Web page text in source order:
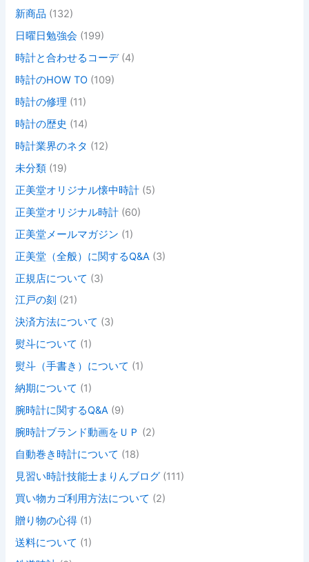
新商品 (132)
日曜日勉強会 (199)
時計と合わせるコーデ(4)
時計のHOW TO (109)
時計の修理 (11)
時計の歴史 (14)
時計業界のネタ (12)
未分類 (19)
正美堂オリジナル懐中時計 (5)
正美堂オリジナル時計 (60)
正美堂メールマガジン (1)
正美堂（全般）に関するQ&A (3)
正規店について (3)
江戸の刻 (21)
決済方法について (3)
熨斗について (1)
熨斗（手書き）について (1)
納期について (1)
腕時計に関するQ&A (9)
腕時計ブランド動画をＵＰ (2)
自動巻き時計について (18)
見習い時計技能士まりんブログ (111)
買い物カゴ利用方法について (2)
贈り物の心得 (1)
送料について (1)